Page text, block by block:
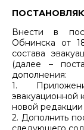
Внести в
Обнинска от
состава
(далее –
дополнения:
1.
эвакуационной
новой
2. Дополнить